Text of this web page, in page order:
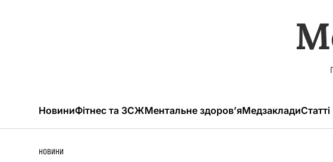
НовиниФітнес та ЗСЖМентальне здоров’яМедзакладиСтатті
НОВИНИ